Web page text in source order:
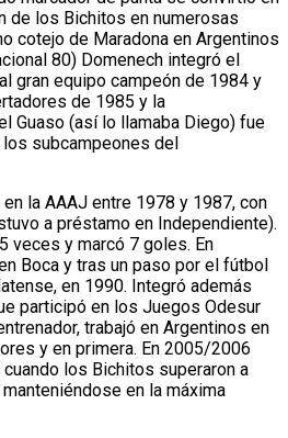
de los Bichitos en numerosas
cotejo de Maradona en Argentinos
80) Domenech integró el
gran equipo campeón de 1984 y
de 1985 y la
Guaso (así lo llamaba Diego) fue
subcampeones del
la AAAJ entre 1978 y 1987, con
a préstamo en Independiente).
veces y marcó 7 goles. En
Boca y tras un paso por el fútbol
en 1990. Integró además
participó en los Juegos Odesur
trabajó en Argentinos en
y en primera. En 2005/2006
los Bichitos superaron a
en la máxima